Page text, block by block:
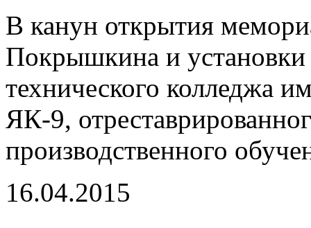
В канун открытия
Покрышкина и установки
технического колледжа
ЯК-9,
производственного
16.04.2015